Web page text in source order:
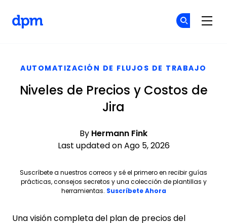
AUTOMATIZACIÓN DE FLUJOS DE TRABAJO
Niveles de Precios y Costos de
Jira
By Hermann Fink
Last updated on Ago 5, 2026
Suscríbete a nuestros correos y sé el primero en recibir guías
prácticas, consejos secretos y una colección de plantillas y
herramientas. Suscríbete Ahora
Una visión completa del plan de precios del